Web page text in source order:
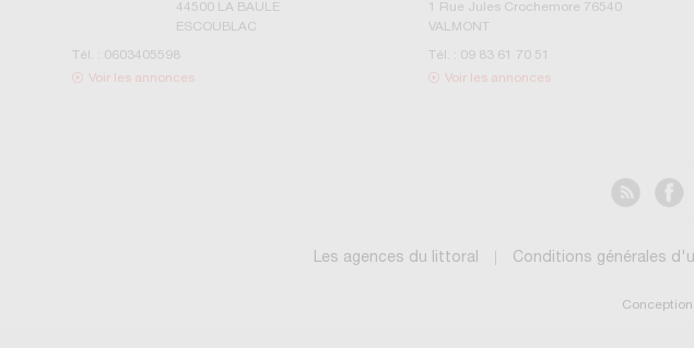
44500 LA BAULE
ESCOUBLAC
Tél. : 0603405598
Voir les annonces
1 Rue Jules Crochemore 76540
VALMONT
Tél. : 09 83 61 70 51
Voir les annonces
Les agences du littoral Conditions générales